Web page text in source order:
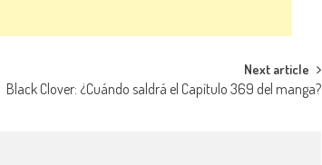
Next article
Black Clover: ¿Cuándo saldrá el Capítulo 369 del manga?